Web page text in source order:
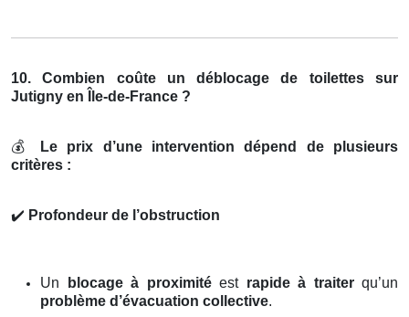
10. Combien coûte un déblocage de toilettes sur
Jutigny en Île-de-France ?
💰
Le prix d’une intervention dépend de plusieurs
critères :
✔️ Profondeur de l’obstruction
Un blocage à proximitéest rapide à traiterqu’un
problème d’évacuation collective.